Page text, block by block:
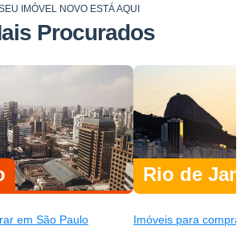
IMÓVEL NOVO ESTÁ AQUI
Procurados
em São Paulo
Rio de
Imóveis para